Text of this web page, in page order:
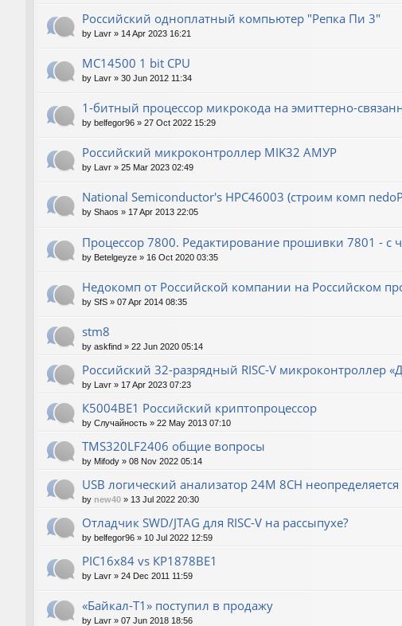
Российский одноплатный компьютер "Репка Пи 3"
by Lavr » 14 Apr 2023 16:21
MC14500 1 bit CPU
by Lavr » 30 Jun 2012 11:34
1-битный процессор микрокода на эмиттерно-
by belfegor96 » 27 Oct 2022 15:29
Российский микроконтроллер MIK32 АМУР
by Lavr » 25 Mar 2023 02:49
National Semiconductor's HPC46003 (строим комп
by Shaos » 17 Apr 2013 22:05
Процессор 7800. Редактирование прошивки 7801 - с
by Betelgeyze » 16 Oct 2020 03:35
Недокомп от Российской компании на Российском
by SfS » 07 Apr 2014 08:35
stm8
by askfind » 22 Jun 2020 05:14
Российский 32-разрядный RISC-V микроконтроллер
by Lavr » 17 Apr 2023 07:23
К5004ВЕ1 Российский криптопроцессор
by Случайность » 22 May 2013 07:10
TMS320LF2406 общие вопросы
by Mifody » 08 Nov 2022 05:14
USB логический анализатор 24M 8CH неопределяется
by new40 » 13 Jul 2022 20:30
Отладчик SWD/JTAG для RISC-V на рассыпухе?
by belfegor96 » 10 Jul 2022 12:59
PIC16x84 vs КР1878ВЕ1
by Lavr » 24 Dec 2011 11:59
«Байкал-T1» поступил в продажу
by Lavr » 07 Jun 2018 18:56